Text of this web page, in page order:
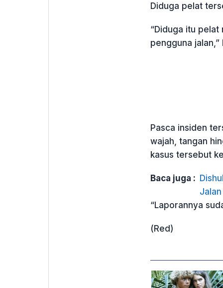
Diduga pelat
“Diduga itu pelat
pengguna jalan,”
Pasca insiden
wajah, tangan
kasus tersebut
Baca juga :
“Laporannya
(Red)